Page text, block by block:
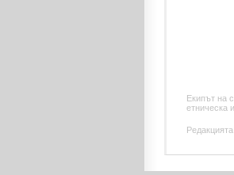
Екипът на
етническа